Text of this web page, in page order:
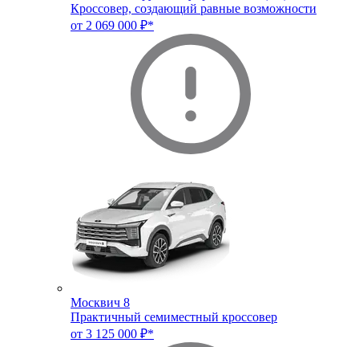
Кроссовер, создающий равные возможности
от 2 069 000 ₽*
Москвич 8
Практичный семиместный кроссовер
от 3 125 000 ₽*